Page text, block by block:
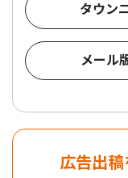
タウン
メール
広告出